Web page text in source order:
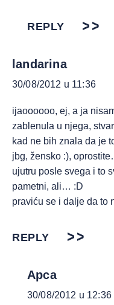
REPLY
landarina
30/08/2012 u 11:36
ijaoooooo, ej, a ja
zablenula u njega,
kad ne bih znala da je
jbg, žensko :),
ujutru posle svega i to
pametni, ali… :D
praviću se i dalje da to
REPLY
Apca
30/08/2012 u 12:36